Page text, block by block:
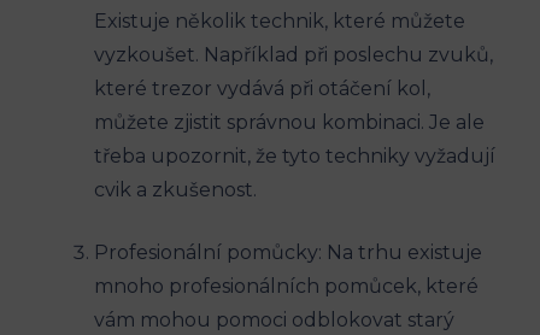
Existuje několik technik, které můžete
vyzkoušet. Například při poslechu zvuků,
které trezor vydává při otáčení kol,
můžete zjistit správnou kombinaci. Je ale
třeba upozornit, že tyto techniky vyžadují
cvik a zkušenost.
Profesionální pomůcky: Na trhu existuje
mnoho profesionálních pomůcek, které
vám mohou pomoci odblokovat starý